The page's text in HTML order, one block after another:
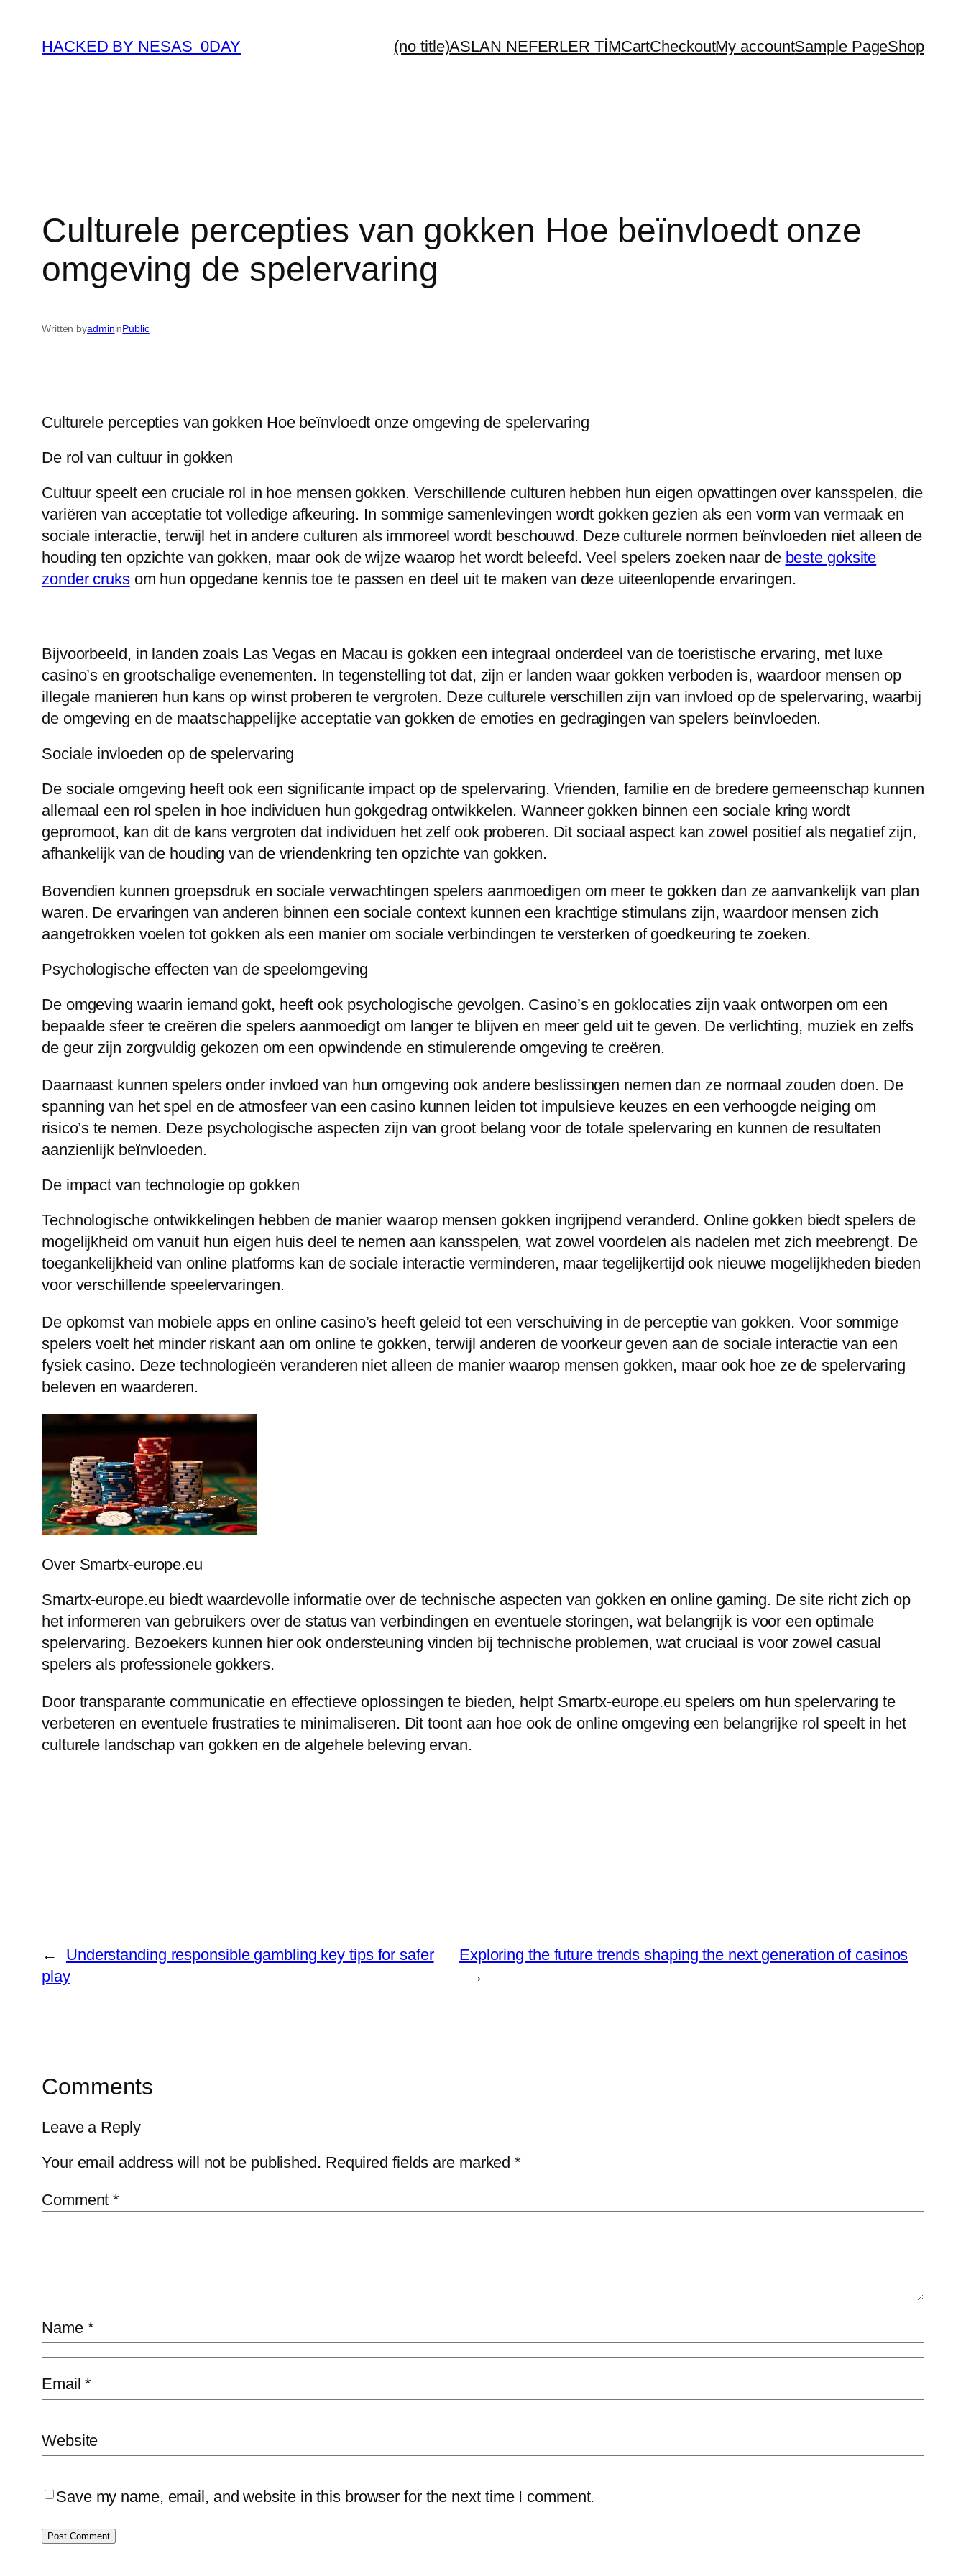
content
HACKED BY NESAS_0DAY (no title)ASLAN NEFERLER TİMCartCheckoutMy accountSample PageShop
Culturele percepties van gokken Hoe beïnvloedt onze
omgeving de spelervaring
Written byadmininPublic
Culturele percepties van gokken Hoe beïnvloedt onze omgeving de spelervaring
De rol van cultuur in gokken
Cultuur speelt een cruciale rol in hoe mensen gokken. Verschillende culturen hebben hun eigen opvattingen over kansspelen, die
variëren van acceptatie tot volledige afkeuring. In sommige samenlevingen wordt gokken gezien als een vorm van vermaak en
sociale interactie, terwijl het in andere culturen als immoreel wordt beschouwd. Deze culturele normen beïnvloeden niet alleen de
houding ten opzichte van gokken, maar ook de wijze waarop het wordt beleefd. Veel spelers zoeken naar de beste goksite
zonder cruksom hun opgedane kennis toe te passen en deel uit te maken van deze uiteenlopende ervaringen.
Bijvoorbeeld, in landen zoals Las Vegas en Macau is gokken een integraal onderdeel van de toeristische ervaring, met luxe
casino’s en grootschalige evenementen. In tegenstelling tot dat, zijn er landen waar gokken verboden is, waardoor mensen op
illegale manieren hun kans op winst proberen te vergroten. Deze culturele verschillen zijn van invloed op de spelervaring, waarbij
de omgeving en de maatschappelijke acceptatie van gokken de emoties en gedragingen van spelers beïnvloeden.
Sociale invloeden op de spelervaring
De sociale omgeving heeft ook een significante impact op de spelervaring. Vrienden, familie en de bredere gemeenschap kunnen
allemaal een rol spelen in hoe individuen hun gokgedrag ontwikkelen. Wanneer gokken binnen een sociale kring wordt
gepromoot, kan dit de kans vergroten dat individuen het zelf ook proberen. Dit sociaal aspect kan zowel positief als negatief zijn,
afhankelijk van de houding van de vriendenkring ten opzichte van gokken.
Bovendien kunnen groepsdruk en sociale verwachtingen spelers aanmoedigen om meer te gokken dan ze aanvankelijk van plan
waren. De ervaringen van anderen binnen een sociale context kunnen een krachtige stimulans zijn, waardoor mensen zich
aangetrokken voelen tot gokken als een manier om sociale verbindingen te versterken of goedkeuring te zoeken.
Psychologische effecten van de speelomgeving
De omgeving waarin iemand gokt, heeft ook psychologische gevolgen. Casino’s en goklocaties zijn vaak ontworpen om een
bepaalde sfeer te creëren die spelers aanmoedigt om langer te blijven en meer geld uit te geven. De verlichting, muziek en zelfs
de geur zijn zorgvuldig gekozen om een opwindende en stimulerende omgeving te creëren.
Daarnaast kunnen spelers onder invloed van hun omgeving ook andere beslissingen nemen dan ze normaal zouden doen. De
spanning van het spel en de atmosfeer van een casino kunnen leiden tot impulsieve keuzes en een verhoogde neiging om
risico’s te nemen. Deze psychologische aspecten zijn van groot belang voor de totale spelervaring en kunnen de resultaten
aanzienlijk beïnvloeden.
De impact van technologie op gokken
Technologische ontwikkelingen hebben de manier waarop mensen gokken ingrijpend veranderd. Online gokken biedt spelers de
mogelijkheid om vanuit hun eigen huis deel te nemen aan kansspelen, wat zowel voordelen als nadelen met zich meebrengt. De
toegankelijkheid van online platforms kan de sociale interactie verminderen, maar tegelijkertijd ook nieuwe mogelijkheden bieden
voor verschillende speelervaringen.
De opkomst van mobiele apps en online casino’s heeft geleid tot een verschuiving in de perceptie van gokken. Voor sommige
spelers voelt het minder riskant aan om online te gokken, terwijl anderen de voorkeur geven aan de sociale interactie van een
fysiek casino. Deze technologieën veranderen niet alleen de manier waarop mensen gokken, maar ook hoe ze de spelervaring
beleven en waarderen.
Over Smartx-europe.eu
Smartx-europe.eu biedt waardevolle informatie over de technische aspecten van gokken en online gaming. De site richt zich op
het informeren van gebruikers over de status van verbindingen en eventuele storingen, wat belangrijk is voor een optimale
spelervaring. Bezoekers kunnen hier ook ondersteuning vinden bij technische problemen, wat cruciaal is voor zowel casual
spelers als professionele gokkers.
Door transparante communicatie en effectieve oplossingen te bieden, helpt Smartx-europe.eu spelers om hun spelervaring te
verbeteren en eventuele frustraties te minimaliseren. Dit toont aan hoe ook de online omgeving een belangrijke rol speelt in het
culturele landschap van gokken en de algehele beleving ervan.
←
Understanding responsible gambling key tips for safer
play
Exploring the future trends shaping the next generation of casinos
→
Comments
Leave a Reply
Your email address will not be published. Required fields are marked*
Comment*
Name *
Email*
Website
Save my name, email, and website in this browser for the next time I comment.